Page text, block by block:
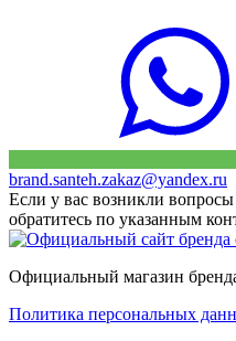
brand.santeh.zakaz@yandex.ru
Если у вас возникли
обратитесь по указанным
Официальный магазин
Политика персональных